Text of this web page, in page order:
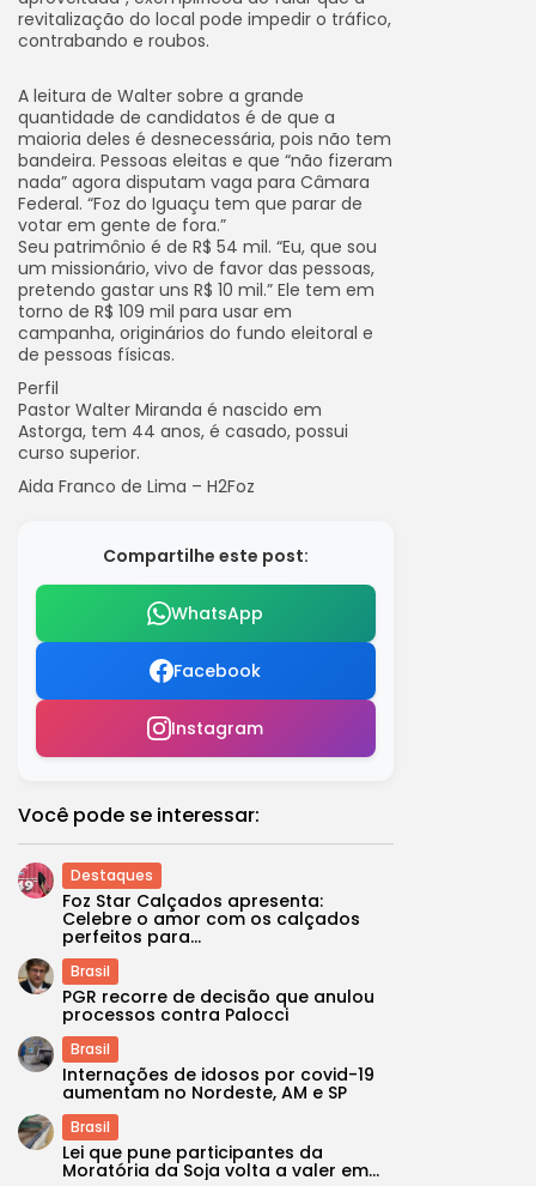
revitalização do local pode impedir o tráfico,
contrabando e roubos.
A leitura de Walter sobre a grande
quantidade de candidatos é de que a
maioria deles é desnecessária, pois não tem
bandeira. Pessoas eleitas e que “não fizeram
nada” agora disputam vaga para Câmara
Federal. “Foz do Iguaçu tem que parar de
votar em gente de fora.”
Seu patrimônio é de R$ 54 mil. “Eu, que sou
um missionário, vivo de favor das pessoas,
pretendo gastar uns R$ 10 mil.” Ele tem em
torno de R$ 109 mil para usar em
campanha, originários do fundo eleitoral e
de pessoas físicas.
Perfil
Pastor Walter Miranda é nascido em
Astorga, tem 44 anos, é casado, possui
curso superior.
Aida Franco de Lima – H2Foz
Compartilhe este post:
WhatsApp
Facebook
Instagram
Você pode se interessar:
Destaques
Foz Star Calçados apresenta:
Celebre o amor com os calçados
perfeitos para...
Brasil
PGR recorre de decisão que anulou
processos contra Palocci
Brasil
Internações de idosos por covid-19
aumentam no Nordeste, AM e SP
Brasil
Lei que pune participantes da
Moratória da Soja volta a valer em...